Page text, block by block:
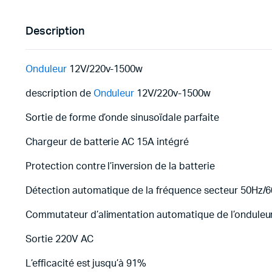
Description
Onduleur12V/220v-1500w
description de Onduleur 12V/220v-1500w
Sortie de forme d’onde sinusoïdale parfaite
Chargeur de batterie AC 15A intégré
Protection contre l’inversion de la batterie
Détection automatique de la fréquence secteur 50Hz/
Commutateur d’alimentation automatique de
Sortie 220V AC
L’efficacité est jusqu’à 91%